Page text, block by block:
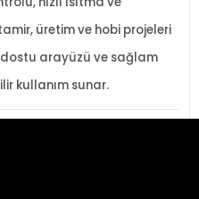
üretim ve hobi projeleri
dostu arayüzü ve sağlam
kullanım sunar.